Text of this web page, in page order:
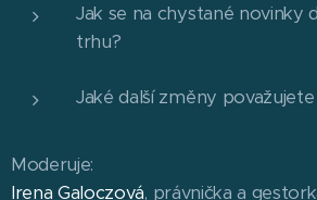
Jak se na chystané novinky
trhu?
Jaké další změny
Moderuje:
Irena Galoczová, právnička a